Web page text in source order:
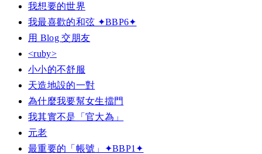
我想要的世界
我最喜歡的和弦 ✦BBP6✦
用 Blog 交朋友
<ruby>
小小的不舒服
天造地設的一對
為什麼我要幫女生擋門
我其實不是「官大為」
元老
最重要的「帳號」✦BBP1✦